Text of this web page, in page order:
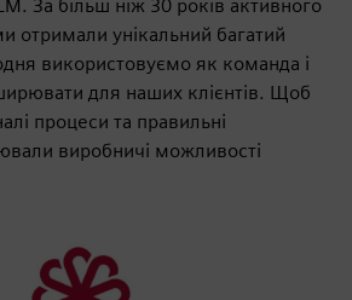
За більш ніж 30 років активного
отримали унікальний багатий
використовуємо як команда і
для наших клієнтів. Щоб
процеси та правильні
виробничі можливості